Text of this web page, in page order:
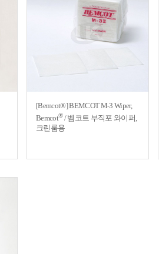
[Bemcot®] BEMCOT M-3 Wiper,
Bemcot®/ 벰코트 부직포 와이퍼,
크린룸용